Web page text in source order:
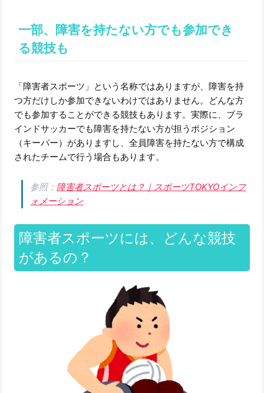
一部、障害を持たない方でも参加でき
る競技も
「障害者スポーツ」という名称ではありますが、障害を持
つ方だけしか参加できないわけではありません。どんな方
でも参加することができる競技もあります。実際に、ブラ
インドサッカーでも障害を持たない方が担うポジション
（キーパー）がありますし、全員障害を持たない方で構成
されたチームで行う場合もあります。
参照：障害者スポーツとは？｜スポーツTOKYOインフ
ォメーション
障害者スポーツには、どんな競技
があるの？